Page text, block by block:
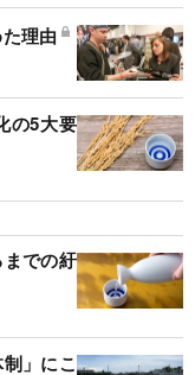
理由
の5大要
までの紆
」にこ